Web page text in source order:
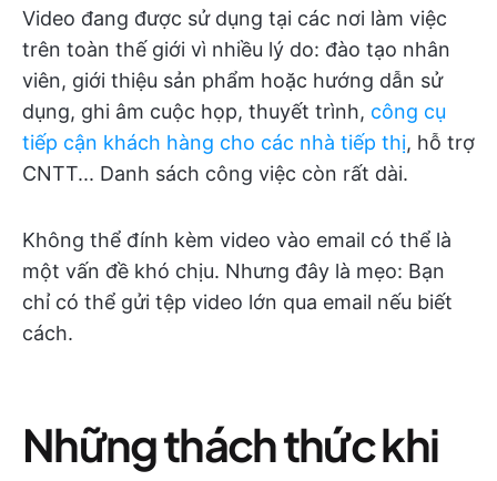
Video đang được sử dụng tại các nơi làm việc
trên toàn thế giới vì nhiều lý do: đào tạo nhân
viên, giới thiệu sản phẩm hoặc hướng dẫn sử
dụng, ghi âm cuộc họp, thuyết trình, công cụ
tiếp cận khách hàng cho các nhà tiếp thị, hỗ trợ
CNTT... Danh sách công việc còn rất dài.
Không thể đính kèm video vào email có thể là
một vấn đề khó chịu. Nhưng đây là mẹo: Bạn
chỉ có thể gửi tệp video lớn qua email nếu biết
cách.
Những thách thức khi